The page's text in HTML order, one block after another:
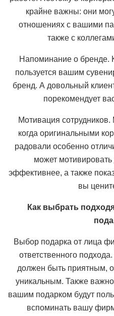
крайне важны: они
отношениях с вашими
также с
Напоминание о бренде.
пользуется вашим
бренд. А довольный
порекомендует
Мотивация
когда оригинальными
радовали особенно
может
эффективнее, а также
вы
Как выбрать
Выбор подарка от лица
ответственного
должен быть приятным,
уникальным. Также
вашим подарком будут
вспоминать вашу